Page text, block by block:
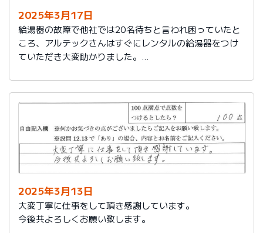
2025年3月17日
給湯器の故障で他社では20名待ちと言われ困っていたと
ころ、アルテックさんはすぐにレンタルの給湯器をつけ
ていただき大変助かりました。
うと思いました。
2025年3月13日
大変丁寧に仕事をして頂き感謝しています。
今後共よろしくお願い致します。